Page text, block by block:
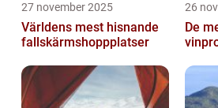
27 november 2025
Världens mest hisnande
fallskärmshoppplatser
26
De